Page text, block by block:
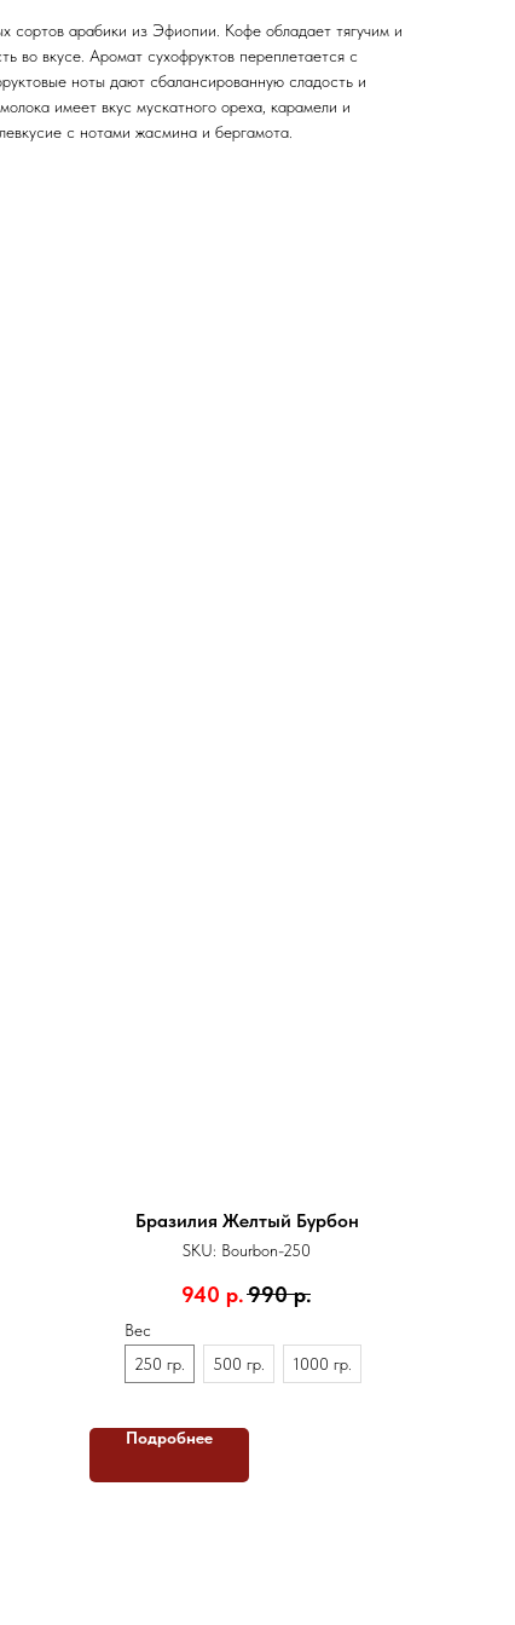
сортов арабики из Эфиопии. Кофе обладает тягучим и
во вкусе. Аромат сухофруктов переплетается с
ноты дают сбалансированную сладость и
имеет вкус мускатного ореха, карамели и
с нотами жасмина и бергамота.
Бразилия Желтый Бурбон
SKU: Bourbon-250
940 р.990 р.
Вес
250 гр.
500 гр. 1000 гр.
Подробнее